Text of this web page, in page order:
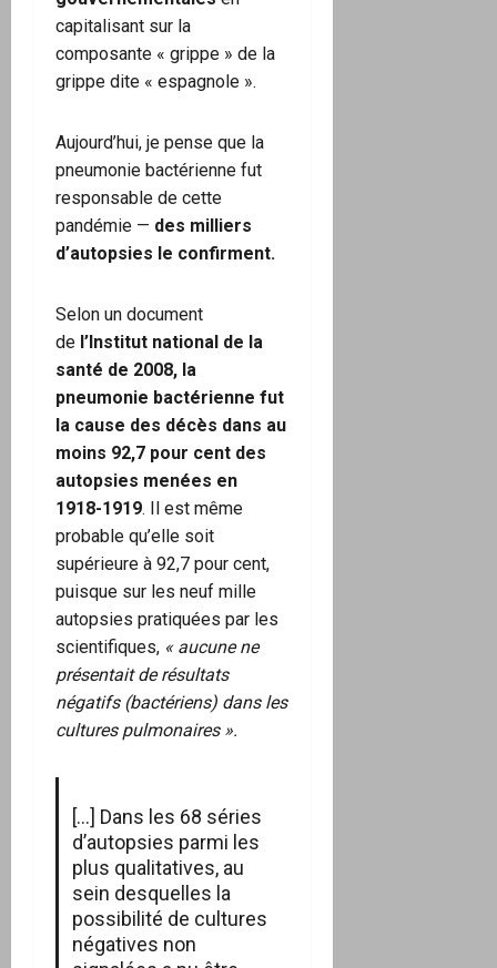
capitalisant sur la
composante « grippe » de la
grippe dite « espagnole ».
Aujourd’hui, je pense que la
pneumonie bactérienne fut
responsable de cette
pandémie — des milliers
d’autopsies le confirment.
Selon un document
de l’Institut national de la
santé de 2008, la
pneumonie bactérienne fut
la cause des décès dans au
moins 92,7 pour cent des
autopsies menées en
1918-1919. Il est même
probable qu’elle soit
supérieure à 92,7 pour cent,
puisque sur les neuf mille
autopsies pratiquées par les
scientifiques, « aucune ne
présentait de résultats
négatifs (bactériens) dans les
cultures pulmonaires ».
[…] Dans les 68 séries
d’autopsies parmi les
plus qualitatives, au
sein desquelles la
possibilité de cultures
négatives non